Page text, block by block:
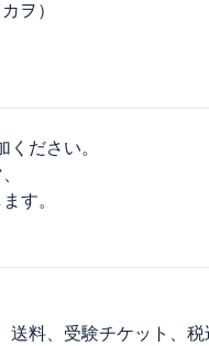
ヲ）
ださい。
す。
送料、受験チケット、税